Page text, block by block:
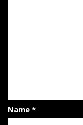
Name *